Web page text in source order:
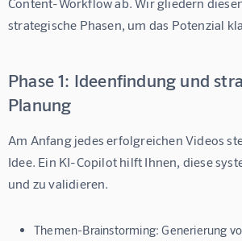
strategische Phasen, um das Potenzial
Phase 1: Ideenfindung und
Planung
Am Anfang jedes erfolgreichen Videos
Idee. Ein KI-Copilot hilft Ihnen, diese
und zu validieren.
Themen-Brainstorming: Generierung